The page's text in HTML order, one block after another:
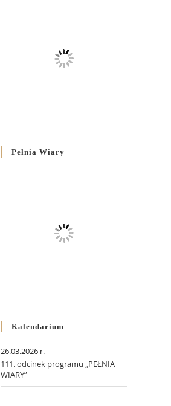
Pełnia Wiary
Kalendarium
26.03.2026 r.
111. odcinek programu „PEŁNIA
WIARY”